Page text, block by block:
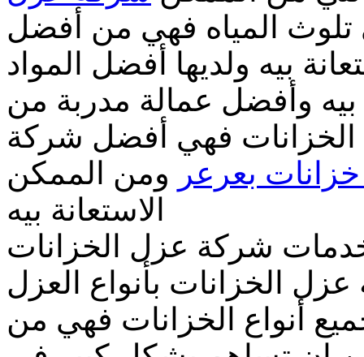
المياه فهي من أفضل
بيه ولديها أفضل المواد
وأفضل عمالة مدربة من
فهي أفضل شركة
بعرعر ومن الممكن
الاستعانة بيه
شركة عزل الخزانات
الخزانات بأنواع العزل
أنواع الخزانات فهي من